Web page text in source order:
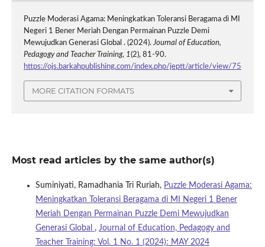
Puzzle Moderasi Agama: Meningkatkan Toleransi Beragama di MI
Negeri 1 Bener Meriah Dengan Permainan Puzzle Demi
Mewujudkan Generasi Global . (2024).Journal of Education,
Pedagogy and Teacher Training, 1(2), 81-90.
https://ojs.barkahpublishing.com/index.php/jeptt/article/view/75
MORE CITATION FORMATS
Most read articles by the same author(s)
Suminiyati, Ramadhania Tri Ruriah, Puzzle Moderasi Agama:
Meningkatkan Toleransi Beragama di MI Negeri 1 Bener
Meriah Dengan Permainan Puzzle Demi Mewujudkan
Generasi Global , Journal of Education, Pedagogy and
Teacher Training: Vol. 1 No. 1 (2024): MAY 2024